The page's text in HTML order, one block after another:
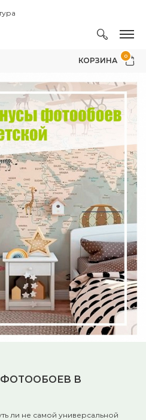
КОРЗИНА
0
В
ли не самой универсальной